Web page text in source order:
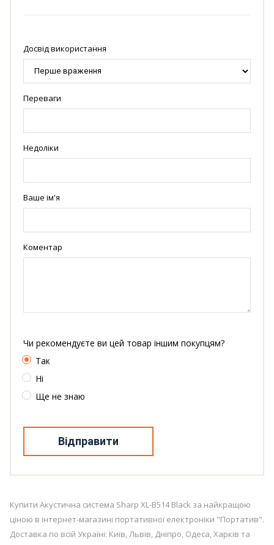
Досвід використання
Переваги
Недоліки
Ваше ім'я
Коментар
Чи рекомендуєте ви цей товар іншим покупцям?
Так
Ні
Ще не знаю
Відправити
Купити Акустична система Sharp XL-B514 Black за найкращою
ціною в інтернет-магазині портативної електроніки "Портатив".
Доставка по всій Україні: Київ, Львів, Дніпро, Одеса, Харків та